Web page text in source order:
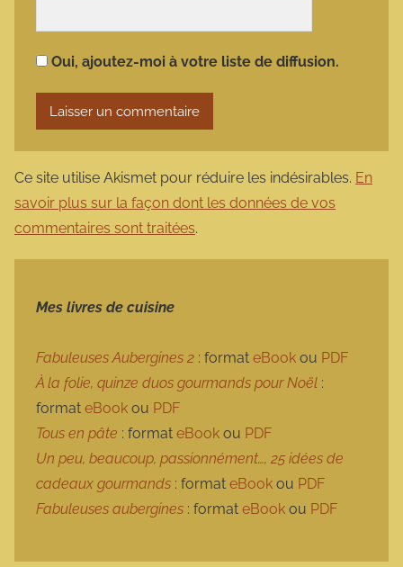
Oui, ajoutez-moi à votre liste de diffusion.
Ce site utilise Akismet pour réduire les indésirables. En
savoir plus sur la façon dont les données de vos
commentaires sont traitées.
Mes livres de cuisine
Fabuleuses Aubergines 2 : format eBook ou PDF
À la folie, quinze duos gourmands pour Noël :
format eBook ou PDF
Tous en pâte : format eBook ou PDF
Un peu, beaucoup, passionnément…, 25 idées de
cadeaux gourmands : format eBook ou PDF
Fabuleuses aubergines : format eBook ou PDF